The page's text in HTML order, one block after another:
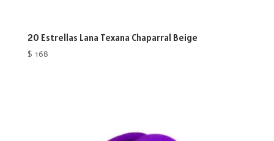
20 Estrellas Lana Texana Chaparral Beige
$ 168